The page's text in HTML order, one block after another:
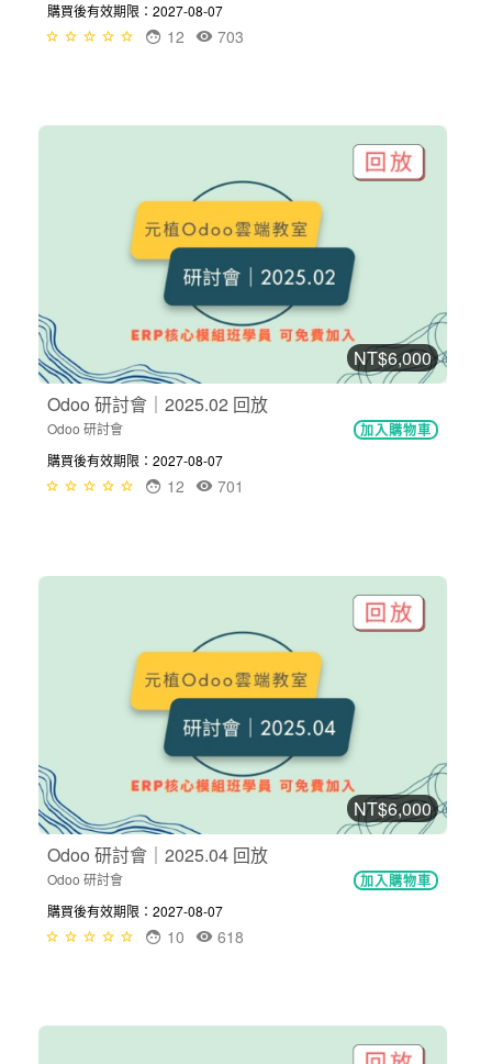
購買後有效期限：2027-08-07
703
12
NT$6,000
Odoo 研討會｜2025.02 回放
Odoo 研討會 加入購物車
購買後有效期限：2027-08-07
701
12
NT$6,000
Odoo 研討會｜2025.04 回放
Odoo 研討會 加入購物車
購買後有效期限：2027-08-07
618
10